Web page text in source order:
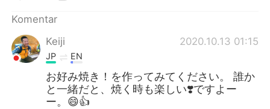
Português
Komentar
Keiji
2020.10.13 01:15
JP EN
お好み焼き！を作ってみてください。 誰か
と一緒だと、焼く時も楽しい❣️ですよー
ー。😄👍